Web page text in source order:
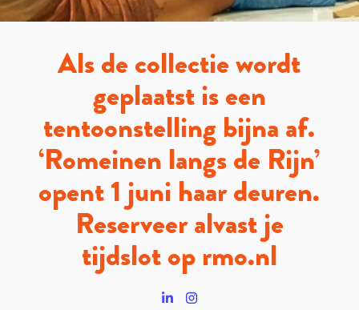
Als de collectie wordt
geplaatst is een
tentoonstelling bijna af.
‘Romeinen langs de Rijn’
opent 1 juni haar deuren.
Reserveer alvast je
tijdslot op rmo.nl